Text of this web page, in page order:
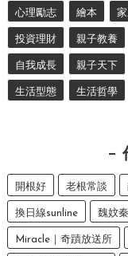
心理勵志 繪本
投資理財 親子教養
自我成長 親子天下
生活型態 生活哲學
開根好 老根常談
換日線sunline 魏妏秦
Miracle｜奇蹟放送所